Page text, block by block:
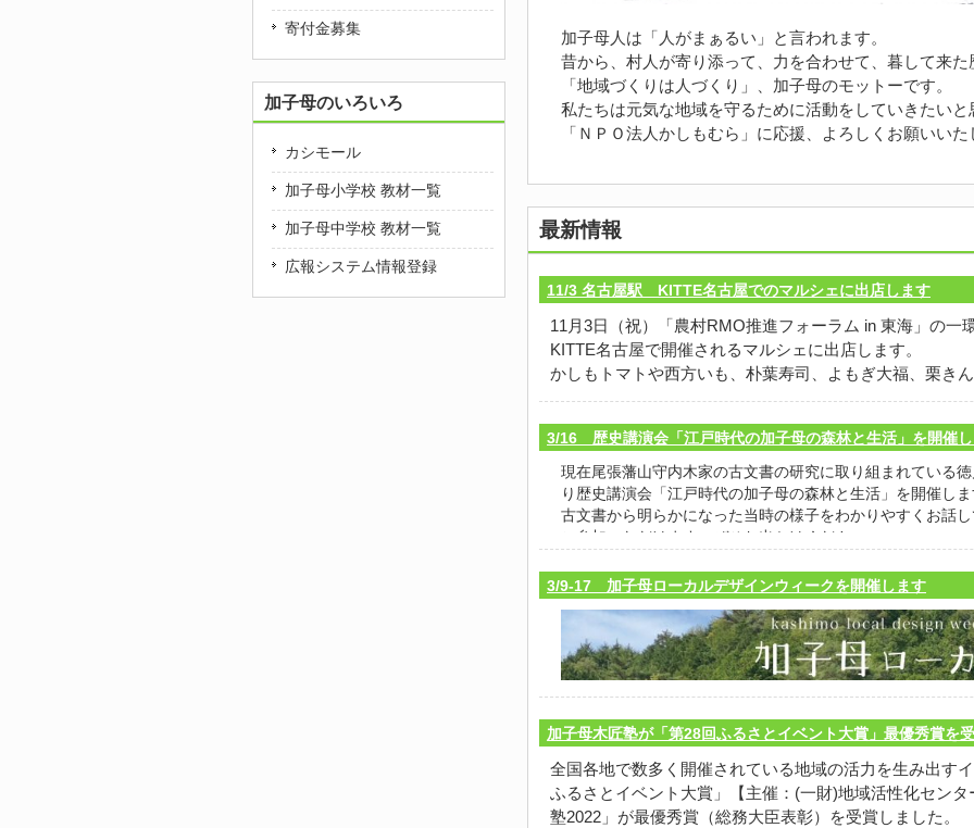
加子母人は「人がまぁるい」と言われます。
昔から、村人が寄り添って、力を合わせて、暮して来
「地域づくりは人づくり」、加子母のモットーです。
私たちは元気な地域を守るために活動をしていきたい
「ＮＰＯ法人かしもむら」に応援、よろしくお願いい
最新情報
11/3 名古屋駅 KITTE名古屋でのマルシェに出店します
11月3日（祝）「農村RMO推進フォーラム in 東海」の一
KITTE名古屋で開催されるマルシェに出店します。
かしもトマトや西方いも、朴葉寿司、よもぎ大福、栗き
品などを販売します。お近くの方はぜひお立ち寄りくだ
日時 令和7年11月3日（月曜日・祝日） 11時00分から15
場所 名古屋市中村区名駅一丁目1番1号 KITTE名古屋1階
会場へのアクセスは以下をご覧ください。
https://nagoya.jp-kitte.jp/shop/page.jsp?id=3（外部リンク
3/16 歴史講演会「江戸時代の加子母の森林と生活」を開催
現在尾張藩山守内木家の古文書の研究に取り組まれている
り歴史講演会「江戸時代の加子母の森林と生活」を開催し
古文書から明らかになった当時の様子をわかりやすくお話
ご参加いただけます、ぜひお出かけください。
日時 令和6年3月16日（土）19:30～21:10
3/9-17 加子母ローカルデザインウィークを開催します
加子母木匠塾が「第28回ふるさとイベント大賞」最優秀賞を
全国各地で数多く開催されている地域の活力を生み出す
ふるさとイベント大賞」【主催：(一財)地域活性化セン
塾2022」が最優秀賞（総務大臣表彰）を受賞しました。
寄付金募集
加子母のいろいろ
カシモール
加子母小学校 教材一覧
加子母中学校 教材一覧
広報システム情報登録